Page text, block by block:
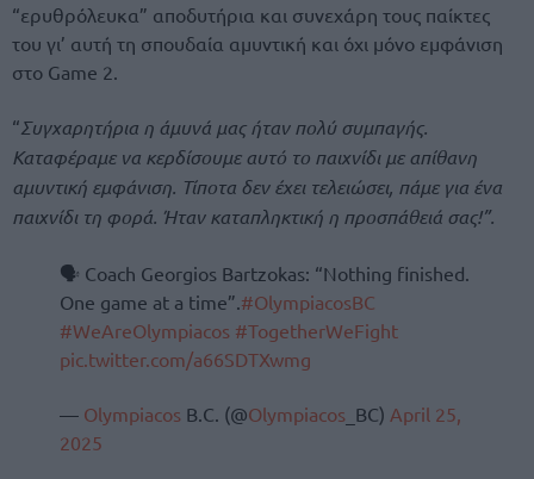
“ερυθρόλευκα” αποδυτήρια και συνεχάρη τους παίκτες
του γι’ αυτή τη σπουδαία αμυντική και όχι μόνο εμφάνιση
στο Game 2.
“Συγχαρητήρια η άμυνά μας ήταν πολύ συμπαγής.
Καταφέραμε να κερδίσουμε αυτό το παιχνίδι με απίθανη
αμυντική εμφάνιση. Τίποτα δεν έχει τελειώσει, πάμε για ένα
παιχνίδι τη φορά. Ήταν καταπληκτική η προσπάθειά σας!”.
🗣 Coach Georgios Bartzokas: “Nothing finished.
One game at a time”. #OlympiacosBC
#WeAreOlympiacos #TogetherWeFight
pic.twitter.com/a66SDTXwmg
— Olympiacos B.C. (@Olympiacos _BC) April 25,
2025